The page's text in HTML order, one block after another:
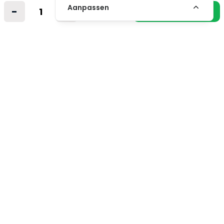
- + In winkelmandje
info@vintagemusicstore.nl
Aanpassen